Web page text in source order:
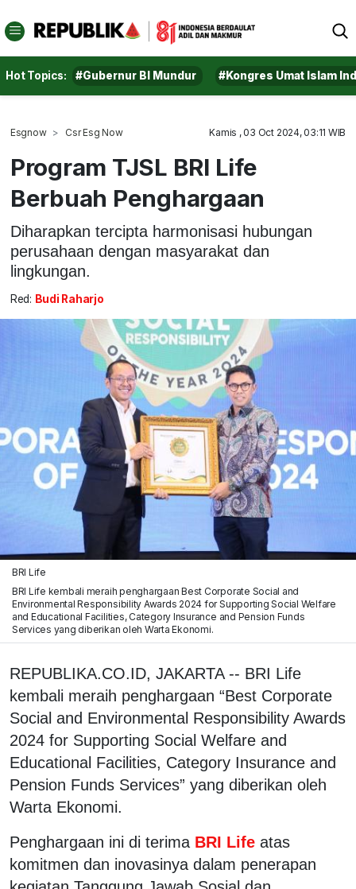
Hot Topics: #Gubernur BI Mundur #Kongres Umat Islam
Esgnow Csr Esg Now Kamis , 03 Oct 2024, 03:11 WIB
Program TJSL BRI Life
Berbuah Penghargaan
Diharapkan tercipta harmonisasi hubungan
perusahaan dengan masyarakat dan
lingkungan.
Red: Budi Raharjo
BRI Life
BRI Life kembali meraih penghargaan Best Corporate Social and
Environmental Responsibility Awards 2024 for Supporting Social Welfare
and Educational Facilities, Category Insurance and Pension Funds
Services yang diberikan oleh Warta Ekonomi.
REPUBLIKA.CO.ID, JAKARTA -- BRI Life
kembali meraih penghargaan “Best Corporate
Social and Environmental Responsibility Awards
2024 for Supporting Social Welfare and
Educational Facilities, Category Insurance and
Pension Funds Services” yang diberikan oleh
Warta Ekonomi.
Penghargaan ini di terima BRI Life atas
komitmen dan inovasinya dalam penerapan